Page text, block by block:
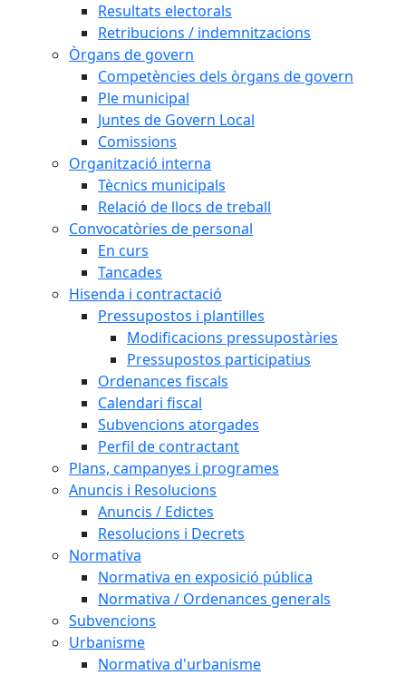
Resultats electorals
Retribucions / indemnitzacions
Òrgans de govern
Competències dels òrgans de govern
Ple municipal
Juntes de Govern Local
Comissions
Organització interna
Tècnics municipals
Relació de llocs de treball
Convocatòries de personal
En curs
Tancades
Hisenda i contractació
Pressupostos i plantilles
Modificacions pressupostàries
Pressupostos participatius
Ordenances fiscals
Calendari fiscal
Subvencions atorgades
Perfil de contractant
Plans, campanyes i programes
Anuncis i Resolucions
Anuncis / Edictes
Resolucions i Decrets
Normativa
Normativa en exposició pública
Normativa / Ordenances generals
Subvencions
Urbanisme
Normativa d'urbanisme